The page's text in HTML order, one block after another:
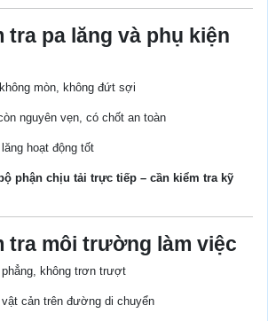
tra pa lăng và phụ kiện
mòn, không đứt sợi
nguyên vẹn, có chốt an toàn
hoạt động tốt
phận chịu tải trực tiếp – cần kiểm tra kỹ
tra môi trường làm việc
phẳng, không trơn trượt
vật cản trên đường di chuyển